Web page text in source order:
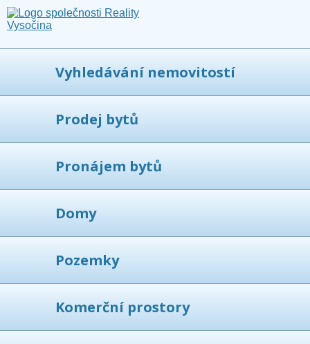
Vyhledávání nemovitostí
Prodej bytů
Pronájem bytů
Domy
Pozemky
Komerční prostory